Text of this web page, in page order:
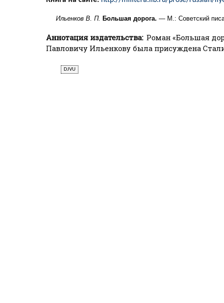
Ильенков В. П. Большая дорога. — М.: Советский
Аннотация издательства: Роман «Большая
Павловичу Ильенкову была присуждена
DJVU